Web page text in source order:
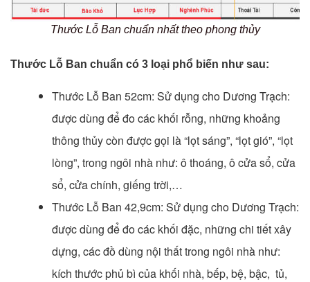
Thước Lỗ Ban chuẩn nhất theo phong thủy
Thước Lỗ Ban chuẩn có 3 loại phổ biến như sau:
Thước Lỗ Ban 52cm: Sử dụng cho Dương Trạch:
được dùng để đo các khối rỗng, những khoảng
thông thủy còn được gọi là “lọt sáng”, “lọt gió”, “lọt
lòng”, trong ngôi nhà như: ô thoáng, ô cửa sổ, cửa
sổ, cửa chính, giếng trời,…
Thước Lỗ Ban 42,9cm: Sử dụng cho Dương Trạch:
được dùng để đo các khối đặc, những chi tiết xây
dựng, các đồ dùng nội thất trong ngôi nhà như:
kích thước phủ bì của khối nhà, bếp, bệ, bậc, tủ,